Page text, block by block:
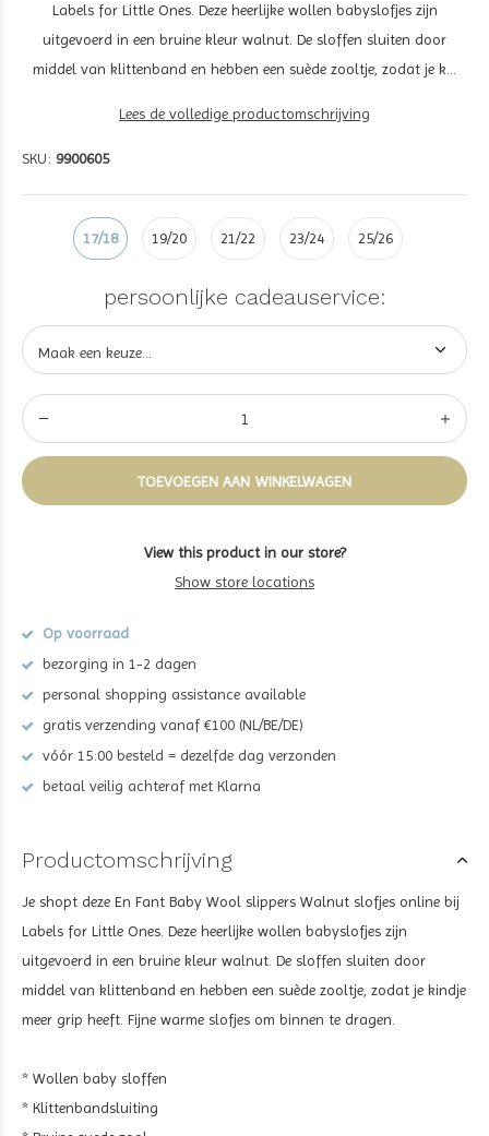
Labels for Little Ones. Deze heerlijke wollen babyslofjes zijn
uitgevoerd in een bruine kleur walnut. De sloffen sluiten door
middel van klittenband en hebben een suède zooltje, zodat je k...
Lees de volledige productomschrijving
SKU: 9900605
17/18 19/20 21/22 23/24 25/26
persoonlijke cadeauservice:
TOEVOEGEN AAN WINKELWAGEN
View this product in our store?
Show store locations
Op voorraad
bezorging in 1-2 dagen
personal shopping assistance available
gratis verzending vanaf €100 (NL/BE/DE)
vóór 15:00 besteld = dezelfde dag verzonden
betaal veilig achteraf met Klarna
Productomschrijving
Je shopt deze En Fant Baby Wool slippers Walnut slofjes online bij
Labels for Little Ones. Deze heerlijke wollen babyslofjes zijn
uitgevoerd in een bruine kleur walnut. De sloffen sluiten door
middel van klittenband en hebben een suède zooltje, zodat je kindje
meer grip heeft. Fijne warme slofjes om binnen te dragen.
* Wollen baby sloffen
* Klittenbandsluiting